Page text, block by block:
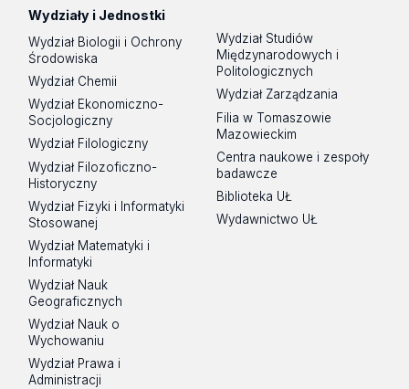
Wydziały i Jednostki
Wydział Biologii i Ochrony
Środowiska
Wydział Chemii
Wydział Ekonomiczno-
Socjologiczny
Wydział Filologiczny
Wydział Filozoficzno-
Historyczny
Wydział Fizyki i Informatyki
Stosowanej
Wydział Matematyki i
Informatyki
Wydział Nauk
Geograficznych
Wydział Nauk o
Wychowaniu
Wydział Prawa i
Administracji
Wydział Studiów
Międzynarodowych i
Politologicznych
Wydział Zarządzania
Filia w Tomaszowie
Mazowieckim
Centra naukowe i zespoły
badawcze
Biblioteka UŁ
Wydawnictwo UŁ